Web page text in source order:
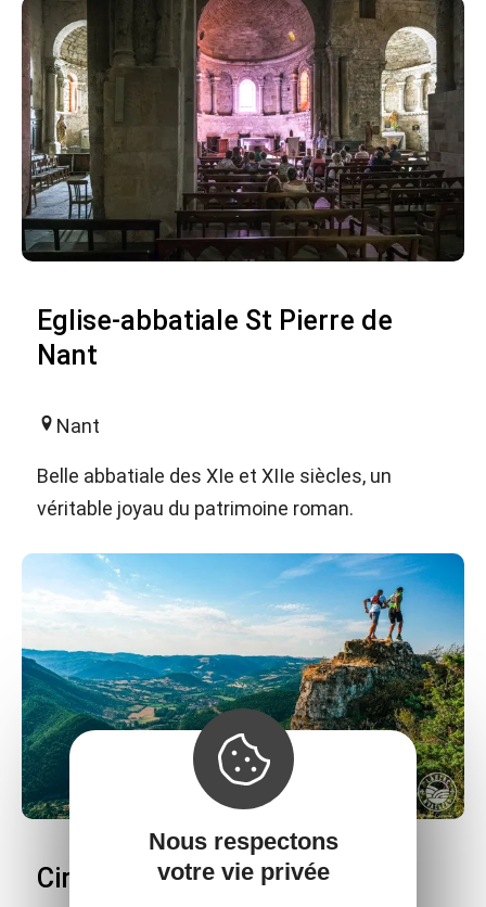
Eglise-abbatiale St Pierre de
Nant
Nant
Belle abbatiale des XIe et XIIe siècles, un
véritable joyau du patrimoine roman.
Circuit du Roc Nantais
Nous respectons
votre vie privée